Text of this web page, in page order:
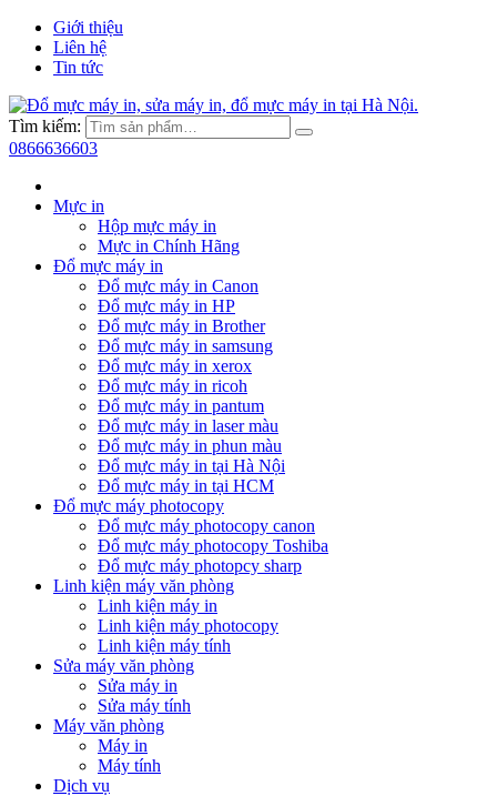
Giới thiệu
Liên hệ
Tin tức
Tìm kiếm:
0866636603
Mực in
Hộp mực máy in
Mực in Chính Hãng
Đổ mực máy in
Đổ mực máy in Canon
Đổ mực máy in HP
Đổ mực máy in Brother
Đổ mực máy in samsung
Đổ mực máy in xerox
Đổ mực máy in ricoh
Đổ mực máy in pantum
Đổ mực máy in laser màu
Đổ mực máy in phun màu
Đổ mực máy in tại Hà Nội
Đổ mực máy in tại HCM
Đổ mực máy photocopy
Đổ mực máy photocopy canon
Đổ mực máy photocopy Toshiba
Đổ mực máy photopcy sharp
Linh kiện máy văn phòng
Linh kiện máy in
Linh kiện máy photocopy
Linh kiện máy tính
Sửa máy văn phòng
Sửa máy in
Sửa máy tính
Máy văn phòng
Máy in
Máy tính
Dịch vụ